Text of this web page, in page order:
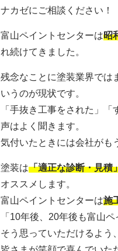
ナカゼにご相談ください！
富山ペイントセンターは昭
れ続けてきました。
残念なことに塗装業界では
いうのが現状です。
「手抜き工事をされた」
声はよく聞きます。
気付いたときには会社がも
塗装は「適正な診断・見積
オススメします。
富山ペイントセンターは施
「10年後、20年後も富山
そう思っていただけるよう